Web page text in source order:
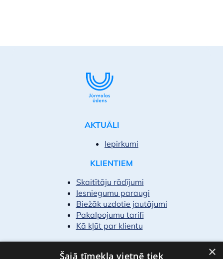
AKTUĀLI
Iepirkumi
KLIENTIEM
Skaitītāju rādījumi
Iesniegumu paraugi
Biežāk uzdotie jautājumi
Pakalpojumu tarifi
Kā kļūt par klientu
PAR MUMS
×
Šajā tīmekļa vietnē tiek